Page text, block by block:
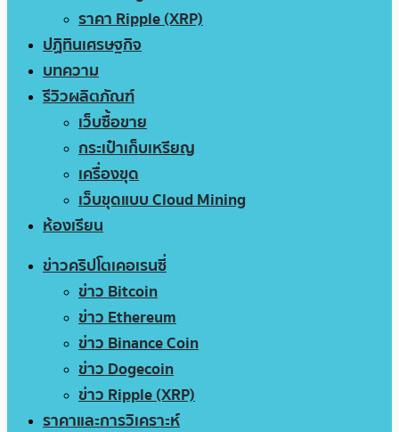
ราคา Ripple (XRP)
ปฏิทินเศรษฐกิจ
บทความ
รีวิวผลิตภัณฑ์
เว็บซื้อขาย
กระเป๋าเก็บเหรียญ
เครื่องขุด
เว็บขุดแบบ Cloud Mining
ห้องเรียน
ข่าวคริปโตเคอเรนซี่
ข่าว Bitcoin
ข่าว Ethereum
ข่าว Binance Coin
ข่าว Dogecoin
ข่าว Ripple (XRP)
ราคาและการวิเคราะห์